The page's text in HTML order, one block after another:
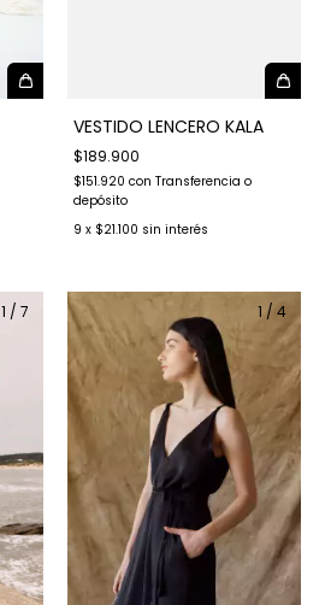
VESTIDO LENCERO KALA
$189.900
$151.920 con Transferencia o
depósito
9 x $21.100 sin interés
1 / 7 1 / 4